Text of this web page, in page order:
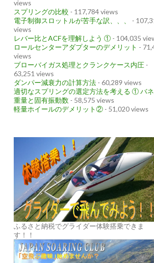
views
スプリングの比較 - 117,784 views
電子制御スロットルが苦手な訳、、、
-
views
レバー比とACFを理解しよう ① - 104,035
ロールセンターアダプターのデメリット -
views
ブローバイガス処理とクランクケース内圧 -
63,251 views
ダンパー減衰力の計算方法 - 60,289 views
適切なスプリングの選定方法を考える ① バ
重量と固有振動数 - 58,575 views
軽量ホイールのデメリット② - 51,020 views
ふるさと納税でグライダー体験搭乗できま
す！！